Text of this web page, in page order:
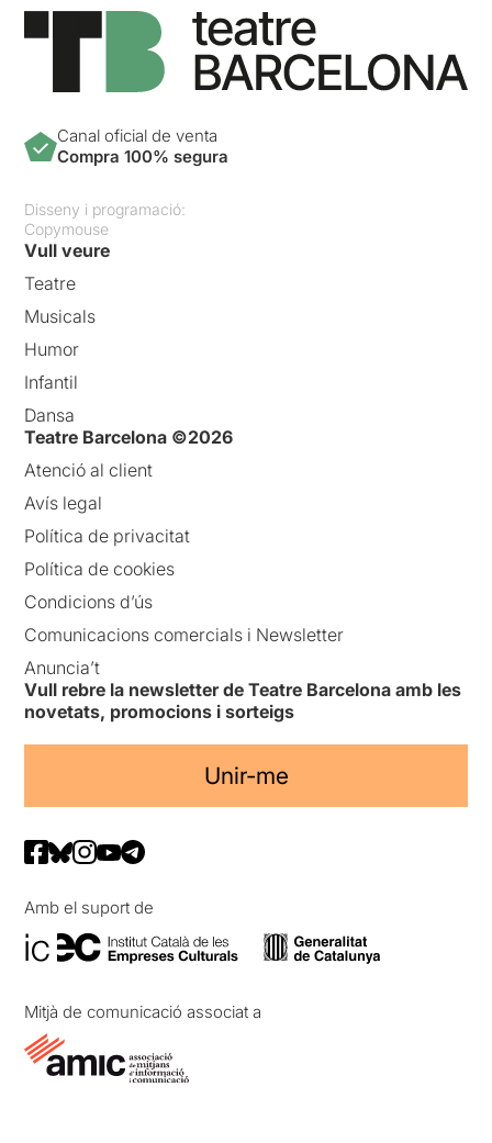
Canal oficial de venta
Compra 100% segura
Disseny i programació:
Copymouse
Vull veure
Teatre
Musicals
Humor
Infantil
Dansa
Teatre Barcelona ©2026
Atenció al client
Avís legal
Política de privacitat
Política de cookies
Condicions d’ús
Comunicacions comercials i Newsletter
Anuncia’t
Vull rebre la newsletter de Teatre Barcelona amb les
novetats, promocions i sorteigs
Unir-me
Amb el suport de
Mitjà de comunicació associat a